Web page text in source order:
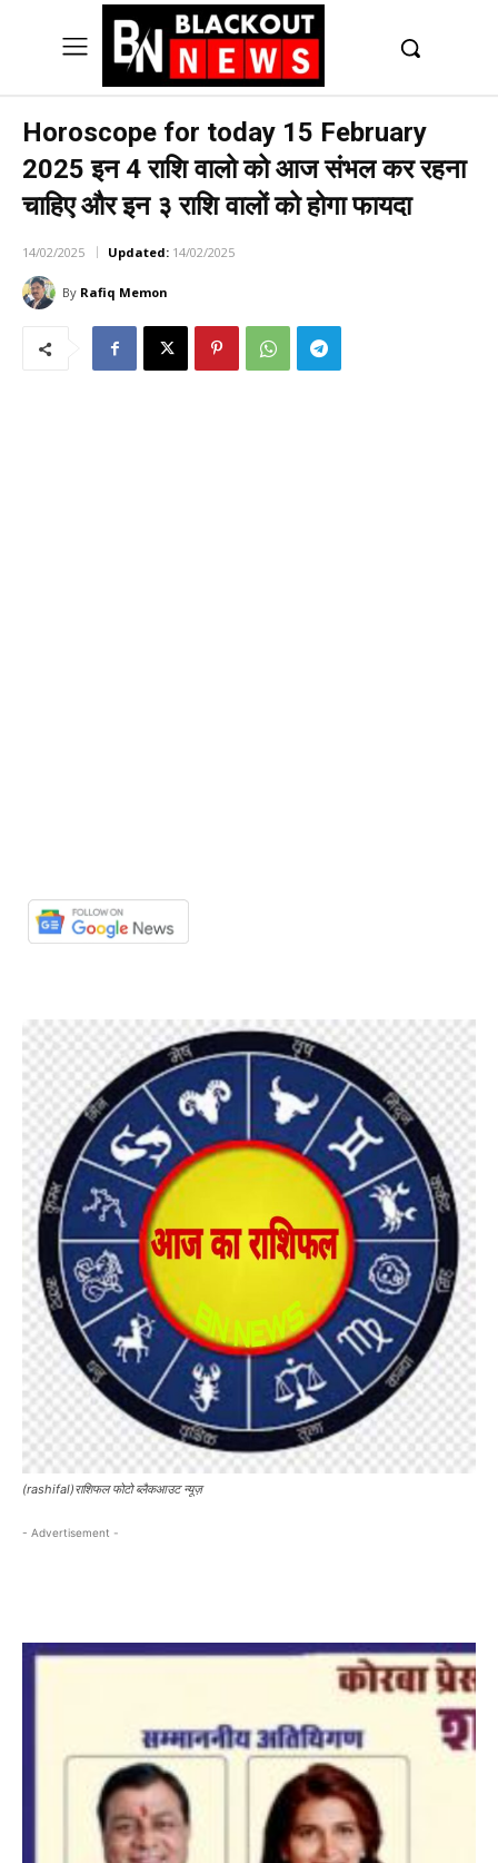
Horoscope for today 15 February
2025 इन 4 राशि वालो को आज संभल कर रहना
चाहिए और इन ३ राशि वालों को होगा फायदा
14/02/2025 Updated: 14/02/2025
By Rafiq Memon
(rashifal)राशिफल फोटो ब्लैकआउट न्यूज़
- Advertisement -